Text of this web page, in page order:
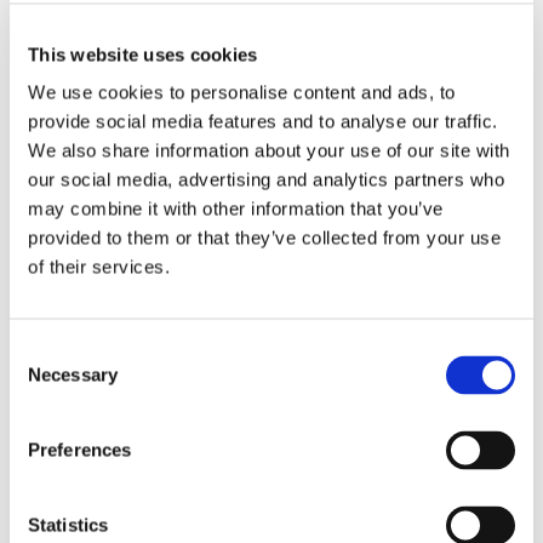
This website uses cookies
We use cookies to personalise content and ads, to
provide social media features and to analyse our traffic.
We also share information about your use of our site with
our social media, advertising and analytics partners who
may combine it with other information that you’ve
provided to them or that they’ve collected from your use
of their services.
Selection
Necessary
Preferences
Statistics